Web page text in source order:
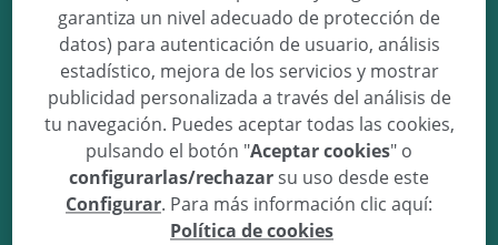
Martin Verastegui Palomero
02/02/10 16:45 3.49Kg 52cm
garantiza un nivel adecuado de protección de
datos) para autenticación de usuario, análisis
estadístico, mejora de los servicios y mostrar
publicidad personalizada a través del análisis de
tu navegación. Puedes aceptar todas las cookies,
pulsando el botón "Aceptar cookies" o
configurarlas/rechazarsu uso desde este
Configurar. Para más información clic aquí:
Política de cookies